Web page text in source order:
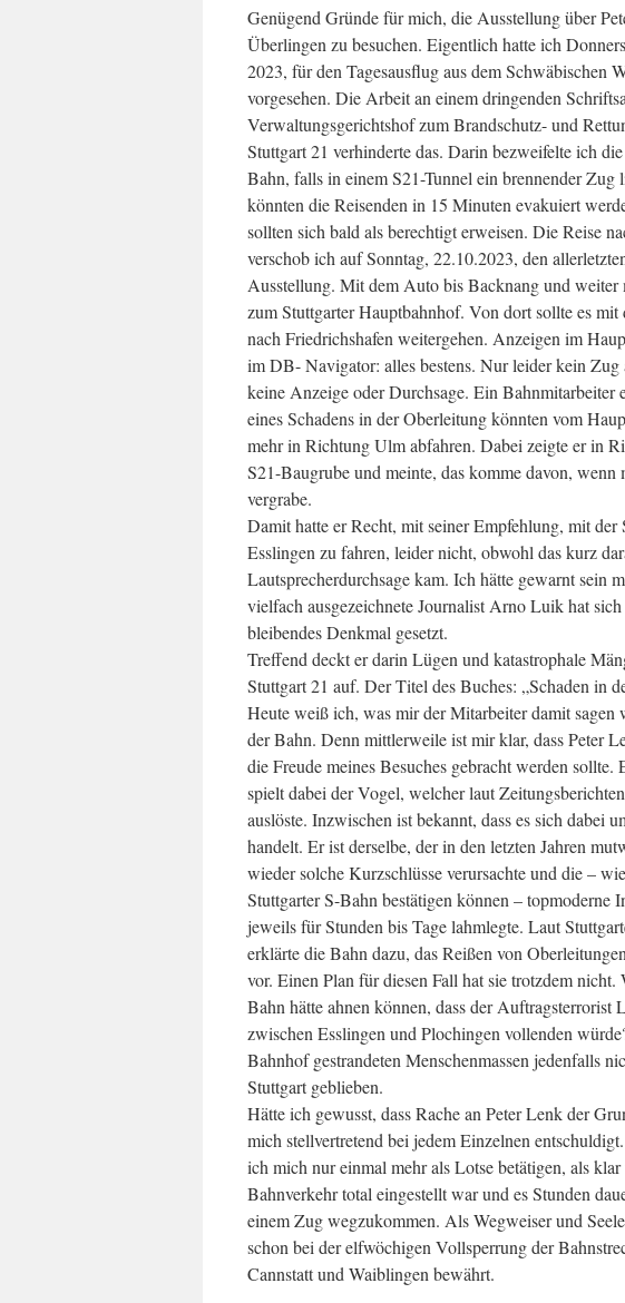
Genügend Gründe für mich, die Ausstellung über
Überlingen zu besuchen. Eigentlich hatte ich
2023, für den Tagesausflug aus dem Schwäbischen
vorgesehen. Die Arbeit an einem dringenden
Verwaltungsgerichtshof zum Brandschutz- und
Stuttgart 21 verhinderte das. Darin bezweifelte ich
Bahn, falls in einem S21-Tunnel ein brennender Zug
könnten die Reisenden in 15 Minuten evakuiert
sollten sich bald als berechtigt erweisen. Die Reise
verschob ich auf Sonntag, 22.10.2023, den
Ausstellung. Mit dem Auto bis Backnang und weiter
zum Stuttgarter Hauptbahnhof. Von dort sollte es mit
nach Friedrichshafen weitergehen. Anzeigen im
im DB- Navigator: alles bestens. Nur leider kein Zug
keine Anzeige oder Durchsage. Ein Bahnmitarbeiter
eines Schadens in der Oberleitung könnten vom
mehr in Richtung Ulm abfahren. Dabei zeigte er in
S21-Baugrube und meinte, das komme davon, wenn
vergrabe.
Damit hatte er Recht, mit seiner Empfehlung, mit der
Esslingen zu fahren, leider nicht, obwohl das kurz
Lautsprecherdurchsage kam. Ich hätte gewarnt sein
vielfach ausgezeichnete Journalist Arno Luik hat
bleibendes Denkmal gesetzt.
Treffend deckt er darin Lügen und katastrophale
Stuttgart 21 auf. Der Titel des Buches: „Schaden in
Heute weiß ich, was mir der Mitarbeiter damit sagen
der Bahn. Denn mittlerweile ist mir klar, dass Peter
die Freude meines Besuches gebracht werden
spielt dabei der Vogel, welcher laut
auslöste. Inzwischen ist bekannt, dass es sich dabei
handelt. Er ist derselbe, der in den letzten Jahren
wieder solche Kurzschlüsse verursachte und die –
Stuttgarter S-Bahn bestätigen können – topmoderne
jeweils für Stunden bis Tage lahmlegte. Laut
erklärte die Bahn dazu, das Reißen von
vor. Einen Plan für diesen Fall hat sie trotzdem nicht.
Bahn hätte ahnen können, dass der Auftragsterrorist
zwischen Esslingen und Plochingen vollenden
Bahnhof gestrandeten Menschenmassen jedenfalls
Stuttgart geblieben.
Hätte ich gewusst, dass Rache an Peter Lenk der
mich stellvertretend bei jedem Einzelnen
ich mich nur einmal mehr als Lotse betätigen, als
Bahnverkehr total eingestellt war und es Stunden
einem Zug wegzukommen. Als Wegweiser und
schon bei der elfwöchigen Vollsperrung der
Cannstatt und Waiblingen bewährt.